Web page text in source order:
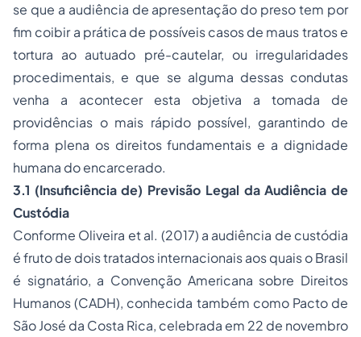
se que a audiência de apresentação do preso tem por
fim coibir a prática de possíveis casos de maus tratos e
tortura ao autuado pré-cautelar, ou irregularidades
procedimentais, e que se alguma dessas condutas
venha a acontecer esta objetiva a tomada de
providências o mais rápido possível, garantindo de
forma plena os direitos fundamentais e a dignidade
humana do encarcerado.
3.1 (Insuficiência de) Previsão Legal da Audiência de
Custódia
Conforme Oliveira et al. (2017) a audiência de custódia
é fruto de dois tratados internacionais aos quais o Brasil
é signatário, a Convenção Americana sobre Direitos
Humanos (CADH), conhecida também como Pacto de
São José da Costa Rica, celebrada em 22 de novembro